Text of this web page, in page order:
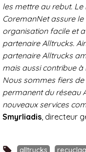
les mettre au rebut.
CoremanNet assure
organisation facile et
partenaire Alltrucks.
partenaire Alltrucks
mais aussi contribue à
Nous sommes fiers
permanent du réseau
nouveaux services
Smyrliadis, directeur
alltrucks